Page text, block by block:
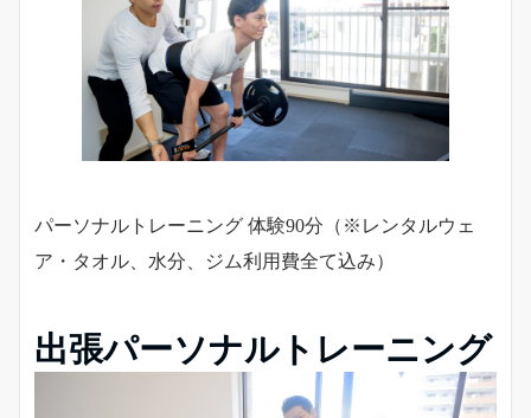
パーソナルトレーニング 体験90分（※レンタルウェ
ア・タオル、水分、ジム利用費全て込み）
出張パーソナルトレーニング